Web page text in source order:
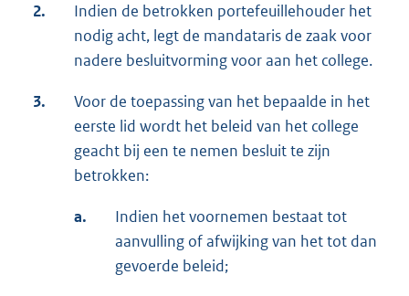
2.
Indien de betrokken portefeuillehouder het
nodig acht, legt de mandataris de zaak voor
nadere besluitvorming voor aan het college.
3.
Voor de toepassing van het bepaalde in het
eerste lid wordt het beleid van het college
geacht bij een te nemen besluit te zijn
betrokken:
a.
Indien het voornemen bestaat tot
aanvulling of afwijking van het tot dan
gevoerde beleid;